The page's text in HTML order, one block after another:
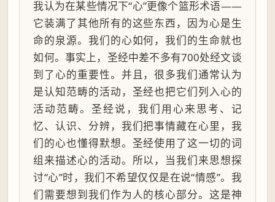
我认为在某些情况下“心”更像个篮形术语——
它装满了其他所有的这些东西，因为心是生
命的泉源。我们的心如何，我们的生命就也
如何。事实上，圣经中差不多有700处经文谈
到了心的重要性。并且，很多我们通常认为
是认知范畴的活动，圣经也把它们列入心的
活动范畴。圣经说，我们用心来思考、记
忆、认识、分辨，我们把事情藏在心里，我
们的心也懂得默想。圣经使用了这一切的词
组来描述心的活动。所以，当我们来思想探
讨“心”时，我们不希望仅仅是在说“情感”。我
们需要想到我们作为人的核心部分。这是神